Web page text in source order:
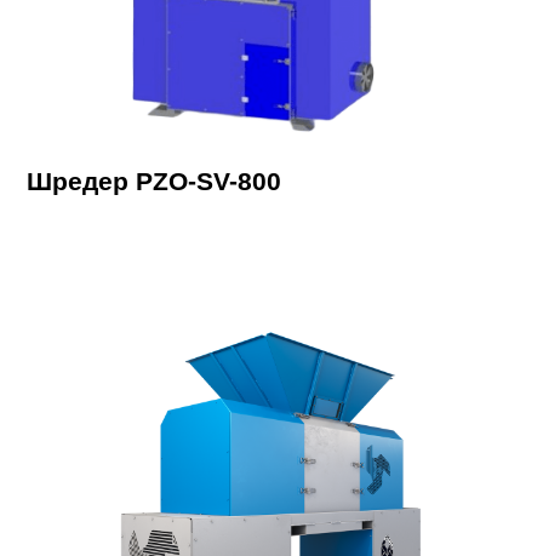
Шредер PZO-SV-800